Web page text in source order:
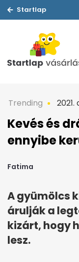
Startlap
Trending 2021.
Kevés és
ennyibe
Fatima
A gyümölcs
árulják a
kizárt, hogy
lesz.